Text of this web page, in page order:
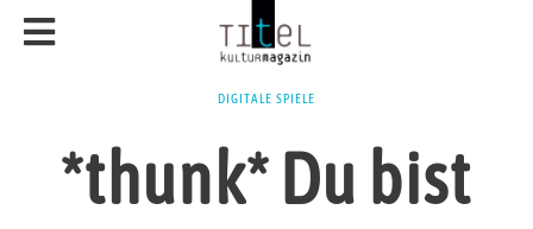
DIGITALE SPIELE
*thunk* Du bist